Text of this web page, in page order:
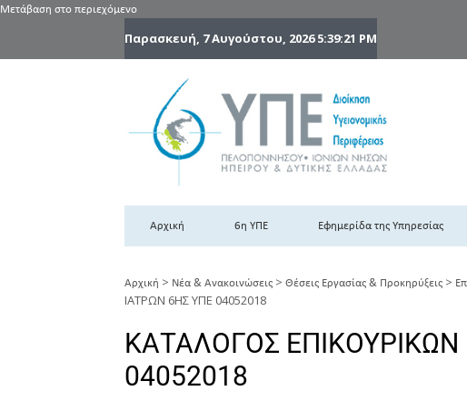
Μετάβαση στο περιεχόμενο
Παρασκευή, 7 Αυγούστου, 20265:39:21 PM
6η
Αρχική 6η ΥΠΕ Εφημερίδα της Υπηρεσίας
Αρχική > Νέα & Ανακοινώσεις > Θέσεις Εργασίας & Προκηρύξεις >
ΙΑΤΡΩΝ 6ΗΣ ΥΠΕ 04052018
ΚΑΤΑΛΟΓΟΣ
04052018